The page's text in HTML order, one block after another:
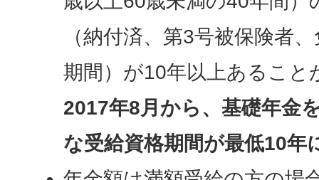
（納付済、第3号被保険者
期間）が10年以上あること
2017年8月から、基礎年金
な受給資格期間が最低10年